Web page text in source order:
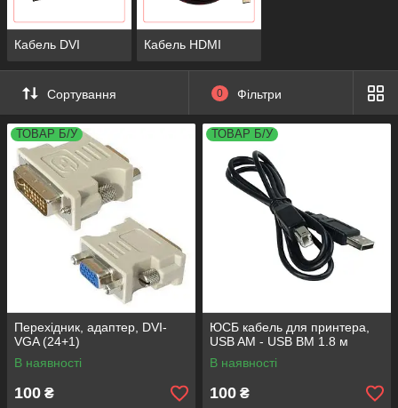
Кабель DVI Кабель HDMI
Сортування 0 Фільтри
ТОВАР Б/У
Перехідник, адаптер, DVI-
VGA (24+1)
В наявності
100 ₴
ТОВАР Б/У
ЮСБ кабель для принтера,
USB AM - USB BM 1.8 м
В наявності
100 ₴